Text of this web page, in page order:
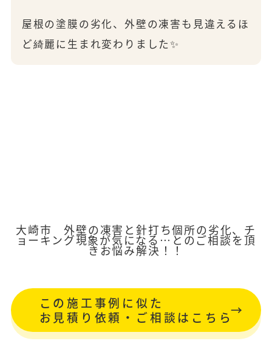
屋根の塗膜の劣化、外壁の凍害も見違えるほ
ど綺麗に生まれ変わりました✨
大崎市 外壁の凍害と針打ち個所の劣化、チ
ョーキング現象が気になる…とのご相談を頂
きお悩み解決！！
この施工事例に似た
お見積り依頼・ご相談はこちら